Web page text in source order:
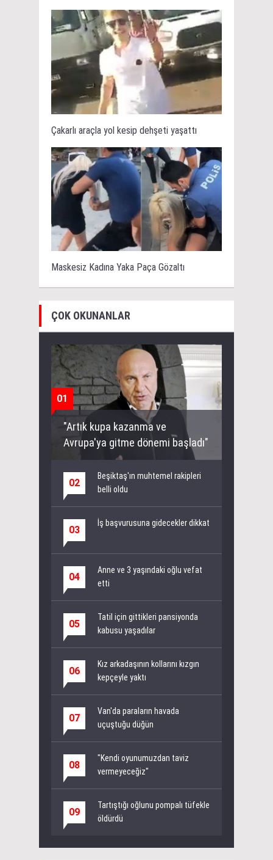
Çakarlı araçla yol kesip dehşeti yaşattı
Maskesiz Kadına Yaka Paça Gözaltı
ÇOK OKUNANLAR
01
"Artık kupa kazanma ve
Avrupa'ya gitme dönemi başladı"
02
Beşiktaş'ın muhtemel rakipleri
belli oldu
03
İş başvurusuna gidecekler dikkat
04
Anne ve 3 yaşındaki oğlu vefat
etti
05
Tatil için gittikleri pansiyonda
kabusu yaşadılar
06
Kız arkadaşının kollarını kızgın
kepçeyle yaktı
07
Van'da paraların havada
uçuştuğu düğün
08
"Kendi oyunumuzdan taviz
vermeyeceğiz"
09
Tartıştığı oğlunu pompalı tüfekle
öldürdü